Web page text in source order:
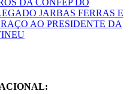
JARBAS FERRAS E
AO PRESIDENTE DA